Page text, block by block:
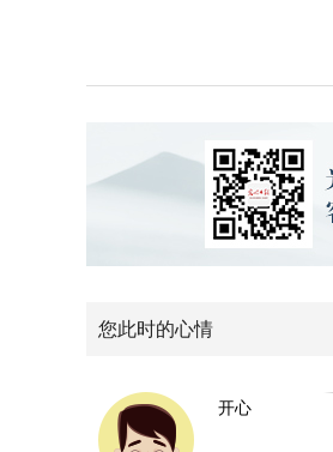
您此时的心情
开心